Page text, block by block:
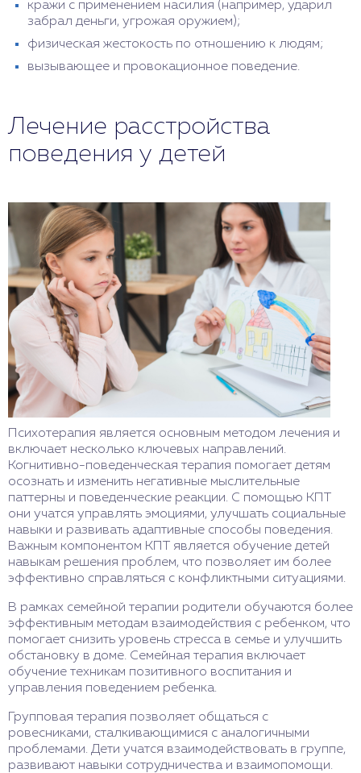
кражи с применением насилия (например, ударил
забрал деньги, угрожая оружием);
физическая жестокость по отношению к людям;
вызывающее и провокационное поведение.
Лечение расстройства
поведения у детей
Психотерапия является основным методом лечения и
включает несколько ключевых направлений.
Когнитивно-поведенческая терапия помогает детям
осознать и изменить негативные мыслительные
паттерны и поведенческие реакции. С помощью КПТ
они учатся управлять эмоциями, улучшать социальные
навыки и развивать адаптивные способы поведения.
Важным компонентом КПТ является обучение детей
навыкам решения проблем, что позволяет им более
эффективно справляться с конфликтными ситуациями.
В рамках семейной терапии родители обучаются более
эффективным методам взаимодействия с ребенком, что
помогает снизить уровень стресса в семье и улучшить
обстановку в доме. Семейная терапия включает
обучение техникам позитивного воспитания и
управления поведением ребенка.
Групповая терапия позволяет общаться с
ровесниками, сталкивающимися с аналогичными
проблемами. Дети учатся взаимодействовать в группе,
развивают навыки сотрудничества и взаимопомощи.